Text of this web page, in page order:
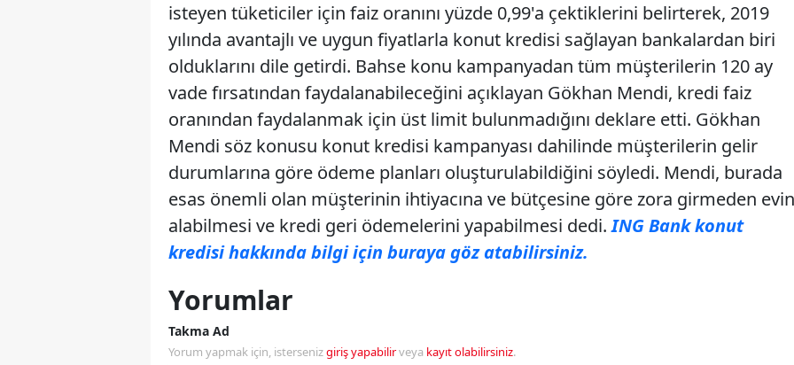
isteyen tüketiciler için faiz oranını yüzde 0,99'a çektiklerini belirterek, 2019
yılında avantajlı ve uygun fiyatlarla konut kredisi sağlayan bankalardan biri
olduklarını dile getirdi. Bahse konu kampanyadan tüm müşterilerin 120 ay
vade fırsatından faydalanabileceğini açıklayan Gökhan Mendi, kredi faiz
oranından faydalanmak için üst limit bulunmadığını deklare etti. Gökhan
Mendi söz konusu konut kredisi kampanyası dahilinde müşterilerin gelir
durumlarına göre ödeme planları oluşturulabildiğini söyledi. Mendi, burada
esas önemli olan müşterinin ihtiyacına ve bütçesine göre zora girmeden
alabilmesi ve kredi geri ödemelerini yapabilmesi dedi.ING Bank konut
kredisi hakkında bilgi için buraya göz atabilirsiniz.
Yorumlar
Takma Ad
Yorum yapmak için, istersenizgiriş yapabilirveya kayıt olabilirsiniz.